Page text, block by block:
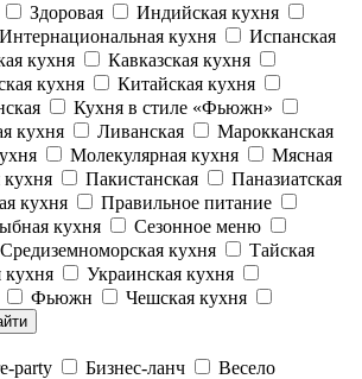
Здоровая
Индийская кухня
Интернациональная кухня
Испанская
кухня
Кавказская кухня
кухня
Китайская кухня
Кухня в стиле «Фьюжн»
кухня
Ливанская
Марокканская
Молекулярная кухня
Мясная
Пакистанская
Паназиатская
кухня
Правильное питание
кухня
Сезонное меню
Средиземноморская кухня
Тайская
кухня
Украинская кухня
Фьюжн
Чешская кухня
party Бизнес-ланч
Весело